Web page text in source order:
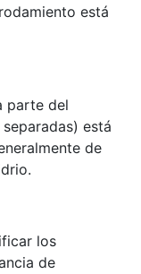
está
parte del
está
de
los
de